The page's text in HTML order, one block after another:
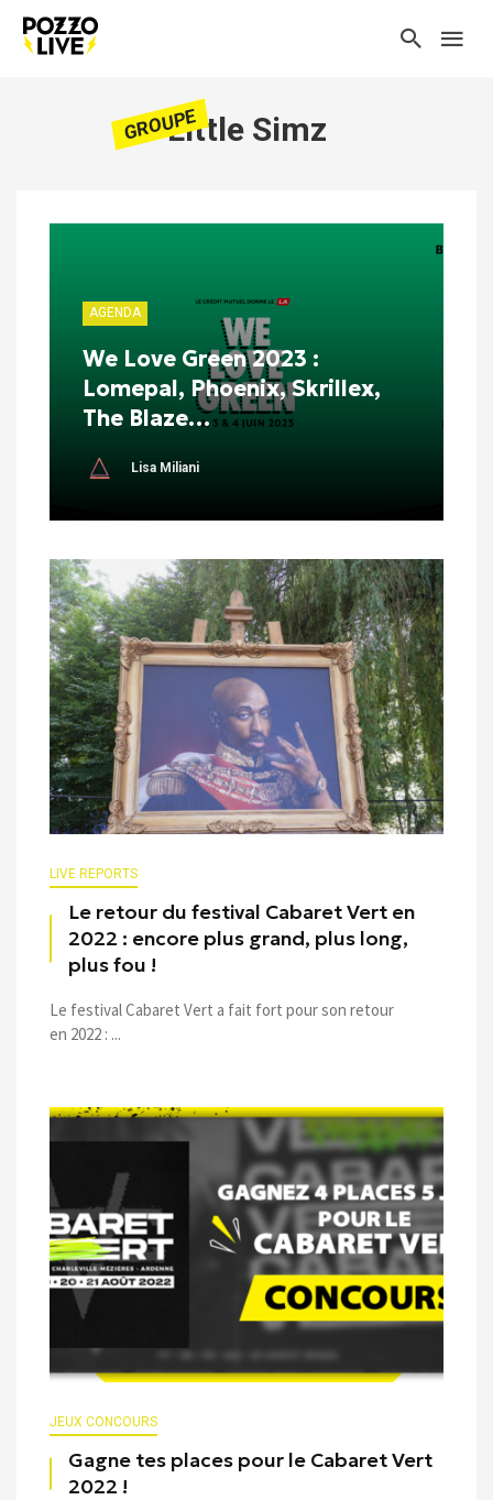
GROUPELittle Simz
AGENDA
We Love Green 2023 :
Lomepal, Phoenix, Skrillex,
The Blaze…
Lisa Miliani
LIVE REPORTS
Le retour du festival Cabaret Vert en
2022 : encore plus grand, plus long,
plus fou !
Le festival Cabaret Vert a fait fort pour son retour
en 2022 : ...
JEUX CONCOURS
Gagne tes places pour le Cabaret Vert
2022 !